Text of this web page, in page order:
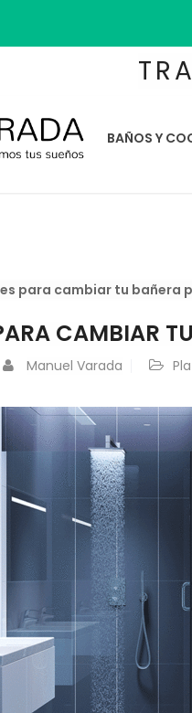
BAÑOS Y
para cambiar tu bañera
CAMBIAR
Manuel Varada